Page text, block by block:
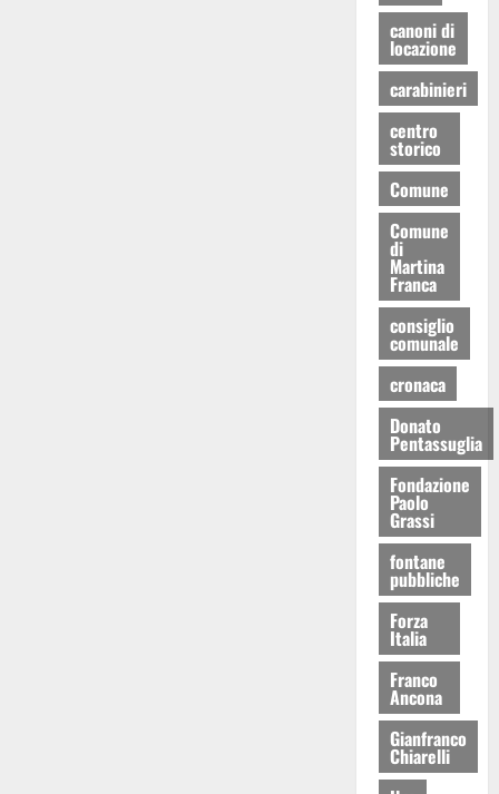
canoni di
locazione
carabinieri
centro
storico
Comune
Comune
di
Martina
Franca
consiglio
comunale
cronaca
Donato
Pentassuglia
Fondazione
Paolo
Grassi
fontane
pubbliche
Forza
Italia
Franco
Ancona
Gianfranco
Chiarelli